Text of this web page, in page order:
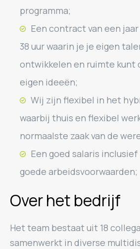
programma;
Een contract van een jaar
38 uur waarin je je eigen
ontwikkelen en ruimte kunt
eigen ideeën;
Wij zijn flexibel in het
waarbij thuis en flexibel
normaalste zaak van de
Een goed salaris inclusief
goede arbeidsvoorwaarden;
Over het bedrijf
Het team bestaat uit 18
samenwerkt in diverse